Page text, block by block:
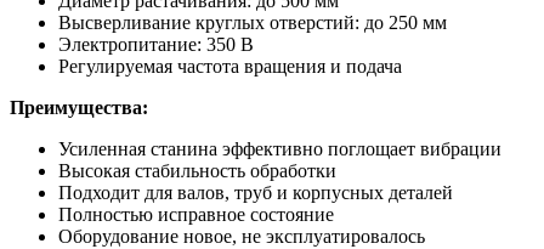
Высверливание круглых отверстий: до 250 мм
Электропитание: 350 В
Регулируемая частота вращения и подача
Преимущества:
Усиленная станина эффективно поглощает вибрации
Высокая стабильность обработки
Подходит для валов, труб и корпусных деталей
Полностью исправное состояние
Оборудование новое, не эксплуатировалось